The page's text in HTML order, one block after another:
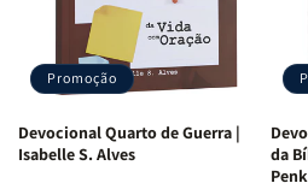
Promoção
Devocional Quarto de Guerra |
Isabelle S. Alves
da